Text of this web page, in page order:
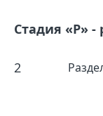
Стадия «Р» -
2